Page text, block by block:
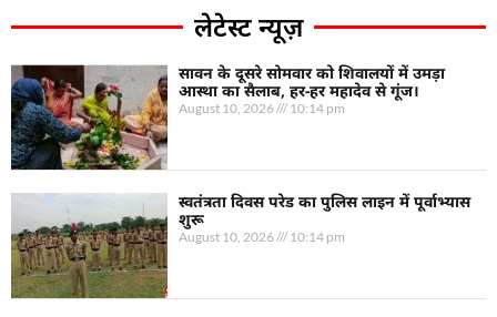
लेटेस्ट न्यूज़
सावन के दूसरे सोमवार को शिवालयों में उमड़ा
आस्था का सैलाब, हर-हर महादेव से गूंज।
August 10, 2026 10:14 pm
स्वतंत्रता दिवस परेड का पुलिस लाइन में पूर्वाभ्यास
शुरू
August 10, 2026 10:14 pm